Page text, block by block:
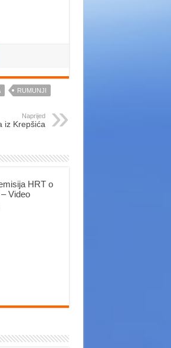
RUMUNJI
Naprijed
iz Krepšića
HRT o
Video